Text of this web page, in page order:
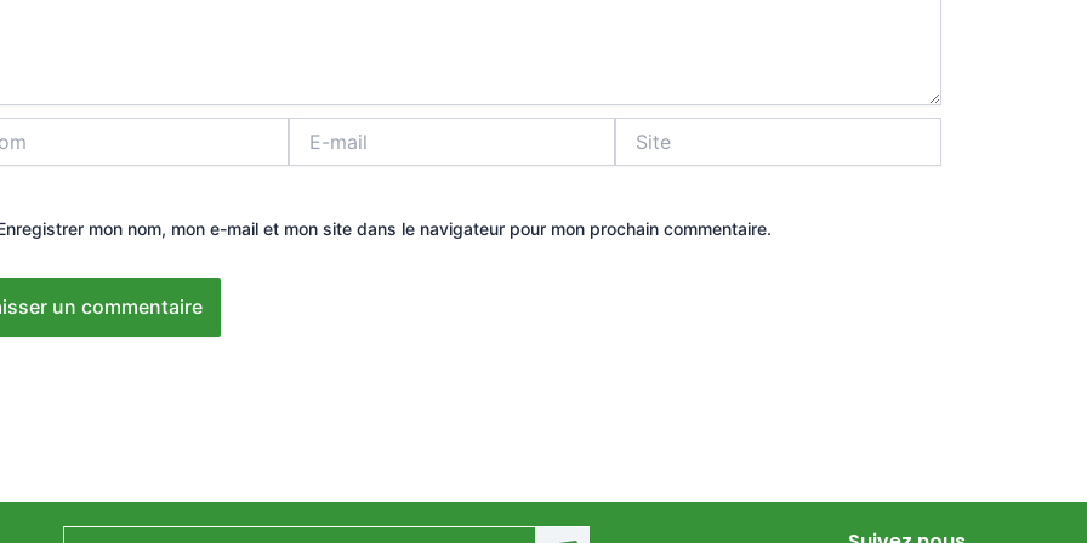
mail
mon nom, mon e-mail et mon site dans le navigateur pour mon prochain commentaire.
Email